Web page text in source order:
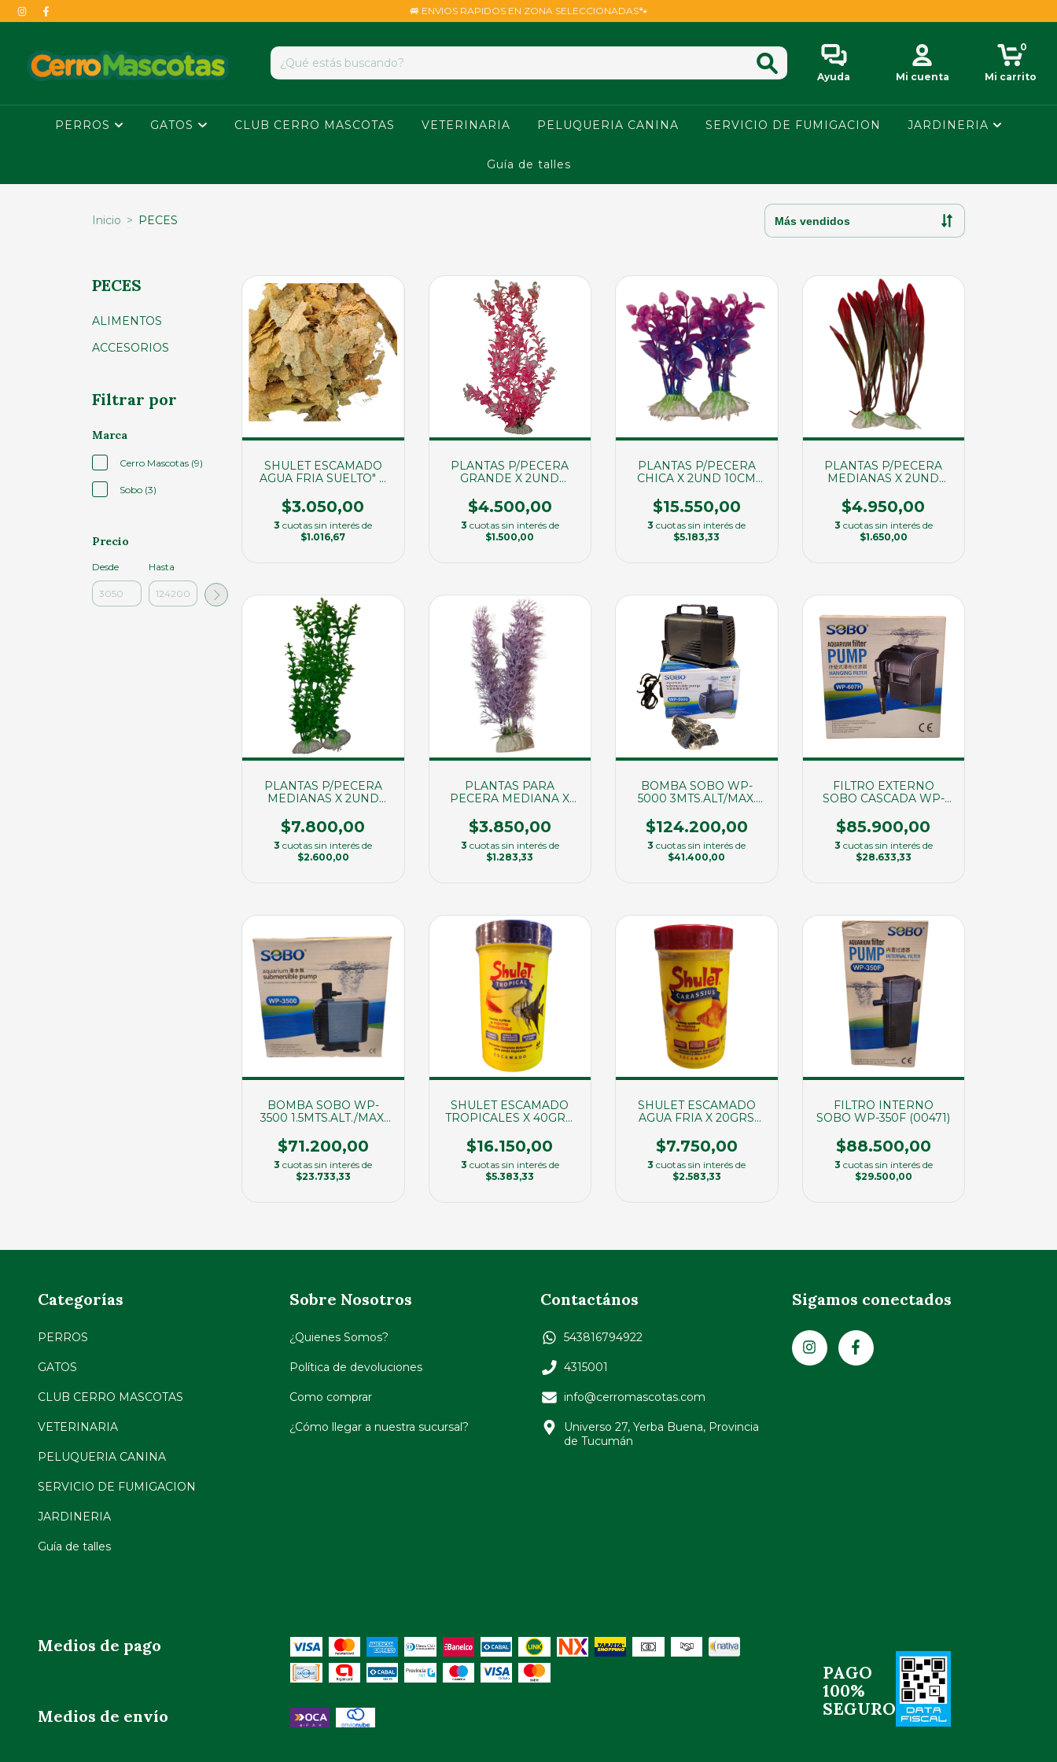
🚐 ENVIOS RAPIDOS EN ZONA SELECCIONADAS🐾
Ayuda Mi cuenta Mi carrito
0
PERROS GATOS CLUB CERRO MASCOTAS VETERINARIA PELUQUERIA CANINA SERVICIO DE FUMIGACION JARDINERIA
Guía de talles
Inicio > PECES
PECES
ALIMENTOS
ACCESORIOS
Filtrar por
Marca
Cerro Mascotas (9)
Sobo (3)
Precio
Desde Hasta
SHULET ESCAMADO
AGUA FRIA SUELTO" X
$3.050,00
3 cuotas sin interés de
$1.016,67
PLANTAS P/PECERA
GRANDE X 2UND
$4.500,00
3 cuotas sin interés de
$1.500,00
PLANTAS P/PECERA
CHICA X 2UND 10CM
$15.550,00
3 cuotas sin interés de
$5.183,33
PLANTAS P/PECERA
MEDIANAS X 2UND
$4.950,00
3 cuotas sin interés de
$1.650,00
PLANTAS P/PECERA
MEDIANAS X 2UND
$7.800,00
3 cuotas sin interés de
$2.600,00
PLANTAS PARA
PECERA MEDIANA X
$3.850,00
3 cuotas sin interés de
$1.283,33
BOMBA SOBO WP-
5000 3MTS.ALT/MAX.
$124.200,00
3 cuotas sin interés de
$41.400,00
FILTRO EXTERNO
SOBO CASCADA WP-
$85.900,00
3 cuotas sin interés de
$28.633,33
BOMBA SOBO WP-
3500 1.5MTS.ALT./MAX.
$71.200,00
3 cuotas sin interés de
$23.733,33
SHULET ESCAMADO
TROPICALES X 40GRS.
$16.150,00
3 cuotas sin interés de
$5.383,33
SHULET ESCAMADO
AGUA FRIA X 20GRS
$7.750,00
3 cuotas sin interés de
$2.583,33
FILTRO INTERNO
SOBO WP-350F (00471)
$88.500,00
3 cuotas sin interés de
$29.500,00
Categorías
PERROS
GATOS
CLUB CERRO MASCOTAS
VETERINARIA
PELUQUERIA CANINA
SERVICIO DE FUMIGACION
JARDINERIA
Guía de talles
Sobre Nosotros
¿Quienes Somos?
Política de devoluciones
Como comprar
¿Cómo llegar a nuestra sucursal?
Contactános
543816794922
4315001
info@cerromascotas.com
Universo 27, Yerba Buena, Provincia
de Tucumán
Sigamos conectados
Medios de pago
Medios de envío
PAGO
100%
SEGURO